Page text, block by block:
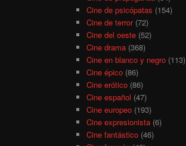
Cine de psicópatas (154)
Cine de terror(72)
Cine del oeste(52)
Cine drama(368)
Cine en blanco y negro(113)
Cine épico(86)
Cine erótico(86)
Cine español (47)
Cine europeo(193)
Cine expresionista(6)
Cine fantástico(46)